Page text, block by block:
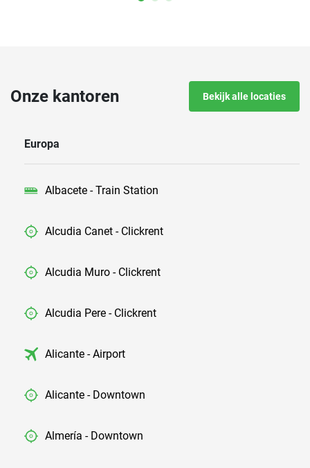
Onze kantoren Bekijk alle locaties
Europa
Albacete - Train Station
Alcudia Canet - Clickrent
Alcudia Muro - Clickrent
Alcudia Pere - Clickrent
Alicante - Airport
Alicante - Downtown
Almería - Downtown